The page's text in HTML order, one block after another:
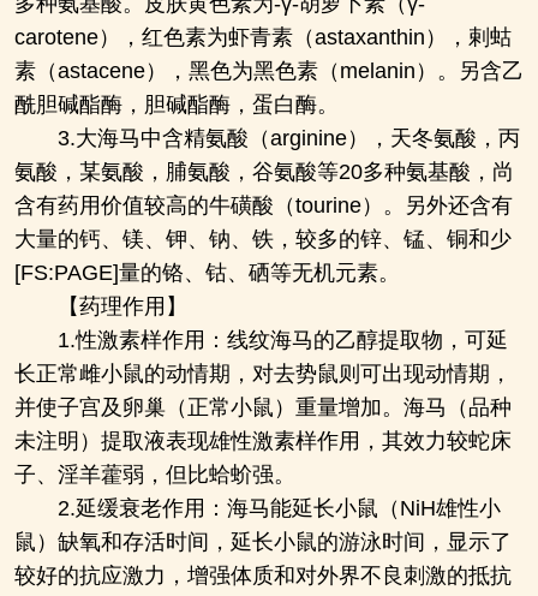
carotene），红色素为虾青素（astaxanthin），剌蛄
素（astacene），黑色为黑色素（melanin）。另含乙
酰胆碱酯酶，胆碱酯酶，蛋白酶。
3.大海马中含精氨酸（arginine），天冬氨酸，丙
氨酸，某氨酸，脯氨酸，谷氨酸等20多种氨基酸，尚
含有药用价值较高的牛磺酸（tourine）。另外还含有
大量的钙、镁、钾、钠、铁，较多的锌、锰、铜和少
[FS:PAGE]量的铬、钴、硒等无机元素。
【药理作用】
1.性激素样作用：线纹海马的乙醇提取物，可延
长正常雌小鼠的动情期，对去势鼠则可出现动情期，
并使子宫及卵巢（正常小鼠）重量增加。海马（品种
未注明）提取液表现雄性激素样作用，其效力较蛇床
子、淫羊藿弱，但比蛤蚧强。
2.延缓衰老作用：海马能延长小鼠（NiH雄性小
鼠）缺氧和存活时间，延长小鼠的游泳时间，显示了
较好的抗应激力，增强体质和对外界不良刺激的抵抗